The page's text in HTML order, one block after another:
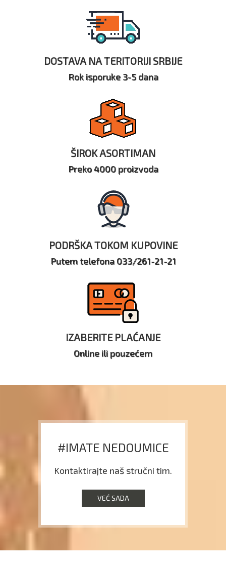
DOSTAVA NA TERITORIJI SRBIJE
Rok isporuke 3-5 dana
ŠIROK ASORTIMAN
Preko 4000 proizvoda
PODRŠKA TOKOM KUPOVINE
Putem telefona 033/261-21-21
IZABERITE PLAĆANJE
Online ili pouzećem
#IMATE NEDOUMICE
Kontaktirajte naš stručni tim.
VEĆ SADA